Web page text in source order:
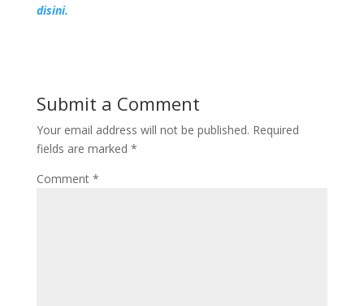
disini.
Submit a Comment
Your email address will not be published. Required
fields are marked *
Comment *